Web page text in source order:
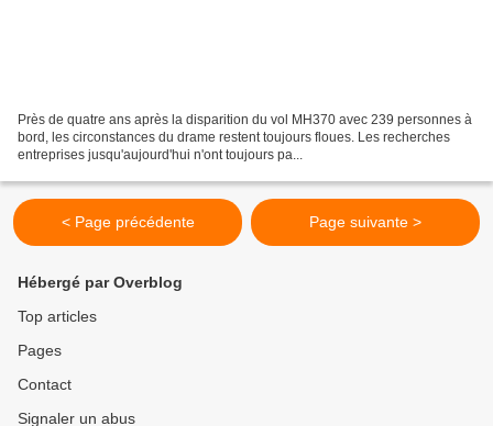
Près de quatre ans après la disparition du vol MH370 avec 239 personnes à
bord, les circonstances du drame restent toujours floues. Les recherches
entreprises jusqu'aujourd'hui n'ont toujours pa...
< Page précédente Page suivante >
Hébergé par Overblog
Top articles
Pages
Contact
Signaler un abus